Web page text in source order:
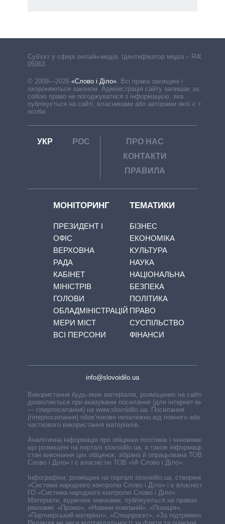
Cуб'єкт у сфері онлайн-медіа. Ідентифікатор медіа – R40-
05063
© 2009—2026 «Слово і Діло». Всі права захищені і
охороняються законом. Адміністрація сайту залишає за
собою право не погоджуватися з інформацією, яка
публікується на сайті, власниками або авторами якої є треті
особи.
УКР РОС
ПРО НАС
КОНТАКТИ
ПРАВИЛА
МОНІТОРИНГ
ПРЕЗИДЕНТ І
ОФІС
ВЕРХОВНА
РАДА
КАБІНЕТ
МІНІСТРІВ
ГОЛОВИ
ОБЛАДМІНІСТРАЦІЙ
МЕРИ МІСТ
ВСІ ПЕРСОНИ
ТЕМАТИКИ
БІЗНЕС
ЕКОНОМІКА
КУЛЬТУРА
НАУКА
НАЦІОНАЛЬНА
БЕЗПЕКА
ПОЛІТИКА
ПРАВО
СУСПІЛЬСТВО
ФІНАНСИ
info@slovoidilo.ua
Використання будь-яких матеріалів, розміщених на сайті,
дозволяється при вказуванні посилання (для інтернет-видань
— гіперпосилання) на www.slovoidilo.ua. Посилання
(гіперпосилання) обов’язкове незалежно від повного або
часткового використання матеріалів.
Аналітична інформація про обіцянки політиків і чиновників,
що розміщені на порталі slovoidilo.ua, а також інформація про
стан виконання цих обіцянок, зібрана й опрацьована ТОВ «ІА
Слово і Діло» і є власністю ТОВ «ІА Слово і Діло».
Інфографіки, розміщені на порталі slovoidilo.ua, створені ГО
«Система народного контролю Слово і Діло» і є власністю
ГО «Система народного контролю Слово і Діло».
Матеріали, відмічені значками, публікуються на правах
реклами: «Промо», «Новини компаній», «Позиція»,
«Партнерський матеріал», «Спецпроєкт», «За підтримки».